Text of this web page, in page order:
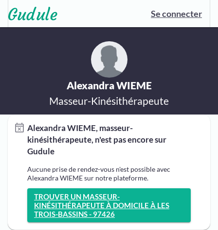
Se connecter
Alexandra WIEME
Masseur-Kinésithérapeute
Alexandra WIEME, masseur-
kinésithérapeute, n'est pas encore sur
Gudule
Aucune prise de rendez-vous n'est possible avec
Alexandra WIEME sur notre plateforme.
TROUVER UN MASSEUR-
KINÉSITHÉRAPEUTE À DOMICILE À LES
TROIS-BASSINS - 97426